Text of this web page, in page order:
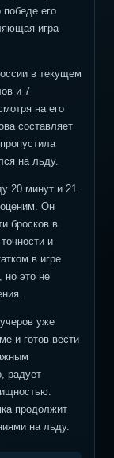
победе его
игра
в текущем
и 7
на его
составляет
на льду.
20 минут и 21
Он
бросков в
и
в игре
но это не
уже
и готов вести
радует
продолжит
на льду.